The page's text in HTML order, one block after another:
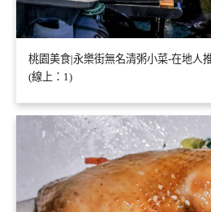
桃園美食|永樂街無名清粥小菜-在地人
(線上：1)